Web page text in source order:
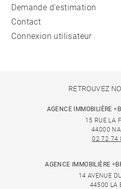
Demande d'estimation
Contact
Connexion utilisateur
RETROUVEZ
AGENCE IMMOBILIÈRE
15 RUE LA
44000
02 72 74
AGENCE IMMOBILIÈRE
14 AVENUE
44500 LA